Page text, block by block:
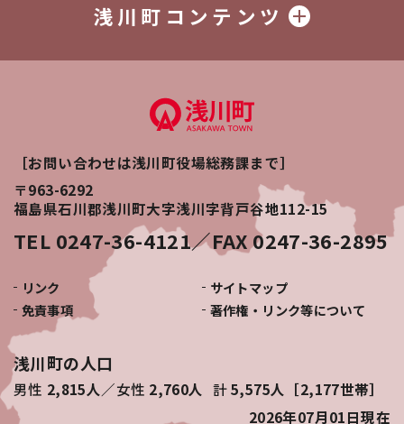
浅川町コンテンツ
［お問い合わせは浅川町役場総務課まで］
〒963-6292
福島県石川郡浅川町大字浅川字背戸谷地112-15
TEL 0247-36-4121／FAX 0247-36-2895
リンク
サイトマップ
免責事項
著作権・リンク等について
浅川町の人口
男性 2,815人 女性 2,760人 計5,575人［2,177世帯］
2026年07月01日現在